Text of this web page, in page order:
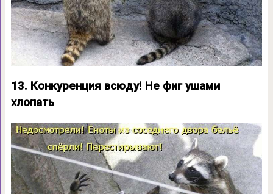
13. Конкуренция всюду! Не фиг ушами
хлопать